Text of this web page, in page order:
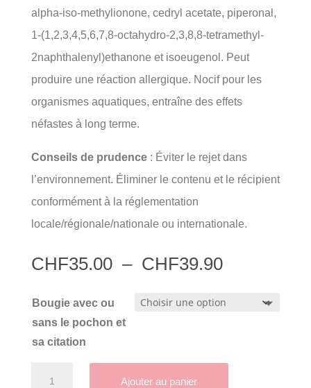
alpha-iso-methylionone, cedryl acetate, piperonal,
1-(1,2,3,4,5,6,7,8-octahydro-2,3,8,8-tetramethyl-
2naphthalenyl)ethanone et isoeugenol. Peut
produire une réaction allergique. Nocif pour les
organismes aquatiques, entraîne des effets
néfastes à long terme.
Conseils de prudence: Éviter le rejet dans
l’environnement. Éliminer le contenu et le récipient
conformément à la réglementation
locale/régionale/nationale ou internationale.
CHF35.00 – CHF39.90Plage
CHF35.00
Bougie avec ou
sans le pochon et
sa citation
Ajouter au panier